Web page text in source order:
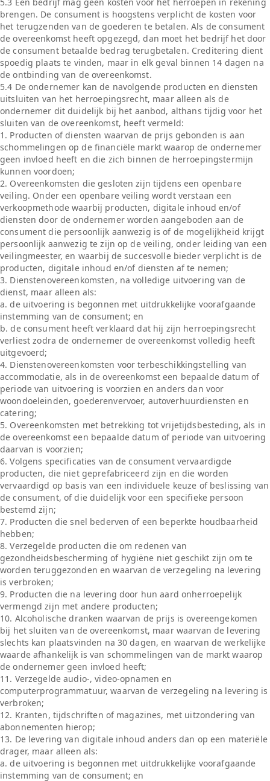
brengen. De consument is hoogstens verplicht de kosten voor
het terugzenden van de goederen te betalen. Als de consument
de overeenkomst heeft opgezegd, dan moet het bedrijf het door
de consument betaalde bedrag terugbetalen. Creditering dient
spoedig plaats te vinden, maar in elk geval binnen 14 dagen na
de ontbinding van de overeenkomst.
5.4 De ondernemer kan de navolgende producten en diensten
uitsluiten van het herroepingsrecht, maar alleen als de
ondernemer dit duidelijk bij het aanbod, althans tijdig voor het
sluiten van de overeenkomst, heeft vermeld:
1. Producten of diensten waarvan de prijs gebonden is aan
schommelingen op de financiële markt waarop de ondernemer
geen invloed heeft en die zich binnen de herroepingstermijn
kunnen voordoen;
2. Overeenkomsten die gesloten zijn tijdens een openbare
veiling. Onder een openbare veiling wordt verstaan een
verkoopmethode waarbij producten, digitale inhoud en/of
diensten door de ondernemer worden aangeboden aan de
consument die persoonlijk aanwezig is of de mogelijkheid krijgt
persoonlijk aanwezig te zijn op de veiling, onder leiding van een
veilingmeester, en waarbij de succesvolle bieder verplicht is de
producten, digitale inhoud en/of diensten af te nemen;
3. Dienstenovereenkomsten, na volledige uitvoering van de
dienst, maar alleen als:
a. de uitvoering is begonnen met uitdrukkelijke voorafgaande
instemming van de consument; en
b. de consument heeft verklaard dat hij zijn herroepingsrecht
verliest zodra de ondernemer de overeenkomst volledig heeft
uitgevoerd;
4. Dienstenovereenkomsten voor terbeschikkingstelling van
accommodatie, als in de overeenkomst een bepaalde datum of
periode van uitvoering is voorzien en anders dan voor
woondoeleinden, goederenvervoer, autoverhuurdiensten en
catering;
5. Overeenkomsten met betrekking tot vrijetijdsbesteding, als in
de overeenkomst een bepaalde datum of periode van uitvoering
daarvan is voorzien;
6. Volgens specificaties van de consument vervaardigde
producten, die niet geprefabriceerd zijn en die worden
vervaardigd op basis van een individuele keuze of beslissing van
de consument, of die duidelijk voor een specifieke persoon
bestemd zijn;
7. Producten die snel bederven of een beperkte houdbaarheid
hebben;
8. Verzegelde producten die om redenen van
gezondheidsbescherming of hygiëne niet geschikt zijn om te
worden teruggezonden en waarvan de verzegeling na levering
is verbroken;
9. Producten die na levering door hun aard onherroepelijk
vermengd zijn met andere producten;
10. Alcoholische dranken waarvan de prijs is overeengekomen
bij het sluiten van de overeenkomst, maar waarvan de levering
slechts kan plaatsvinden na 30 dagen, en waarvan de werkelijke
waarde afhankelijk is van schommelingen van de markt waarop
de ondernemer geen invloed heeft;
11. Verzegelde audio-, video-opnamen en
computerprogrammatuur, waarvan de verzegeling na levering is
verbroken;
12. Kranten, tijdschriften of magazines, met uitzondering van
abonnementen hierop;
13. De levering van digitale inhoud anders dan op een materiële
drager, maar alleen als:
a. de uitvoering is begonnen met uitdrukkelijke voorafgaande
instemming van de consument; en